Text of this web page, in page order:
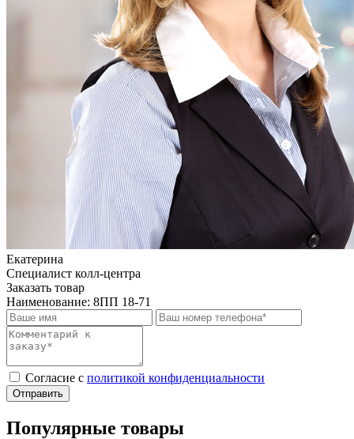
Екатерина
Специалист колл-центра
Заказать товар
Наименование: 8ПП 18-71
Cогласие с политикой конфиденциальности
Отправить
Популярные товары